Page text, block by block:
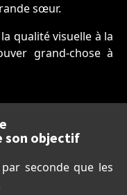
sœur.
qualité visuelle à la
grand-chose à
son objectif
seconde que les